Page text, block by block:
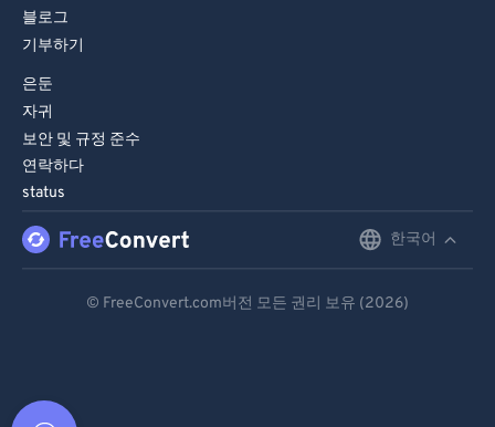
블로그
기부하기
은둔
자귀
보안 및 규정 준수
연락하다
status
한국어
© FreeConvert.com버전 모든 권리 보유 (2026)